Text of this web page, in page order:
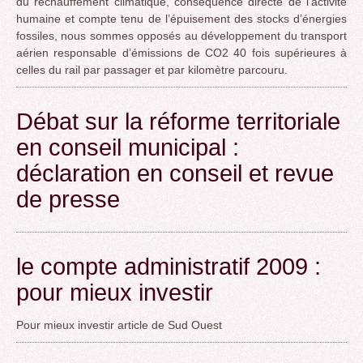
humaine et compte tenu de l’épuisement des stocks d’énergies
fossiles, nous sommes opposés au développement du transport
aérien responsable d’émissions de CO2 40 fois supérieures à
celles du rail par passager et par kilomètre parcouru.
Débat sur la réforme territoriale
en conseil municipal :
déclaration en conseil et revue
de presse
le compte administratif 2009 :
pour mieux investir
Pour mieux investir article de Sud Ouest